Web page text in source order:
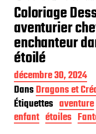
Coloriage
aventurier
enchanteur
étoilé
D
a
t
e
d
e
décembre 30, 2024
DansDragons et
Étiquettes aventure
enfant étoiles